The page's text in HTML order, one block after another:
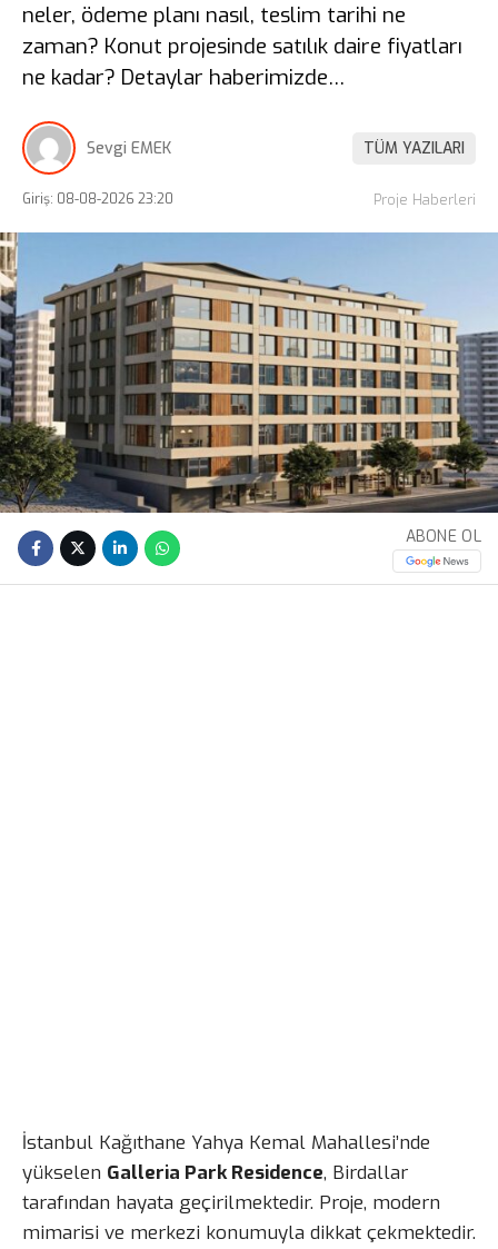
neler, ödeme planı nasıl, teslim tarihi ne
zaman? Konut projesinde satılık daire fiyatları
ne kadar? Detaylar haberimizde…
Sevgi EMEK TÜM YAZILARI
Giriş: 08-08-2026 23:20 Proje Haberleri
ABONE OL
İstanbul Kağıthane Yahya Kemal Mahallesi’nde
yükselen Galleria Park Residence, Birdallar
tarafından hayata geçirilmektedir. Proje, modern
mimarisi ve merkezi konumuyla dikkat çekmektedir.